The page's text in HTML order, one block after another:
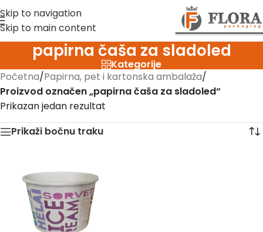
Skip to navigation
Skip to main content
papirna čaša za sladoled
Kategorije
Početna/Papirna, pet i kartonska ambalaža/
Proizvod označen „papirna čaša za sladoled“
Prikazan jedan rezultat
Prikaži bočnu traku